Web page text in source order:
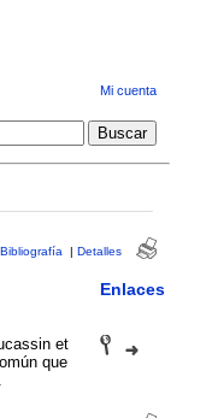
Mi cuenta
Bibliografía | Detalles
Enlaces
et
que